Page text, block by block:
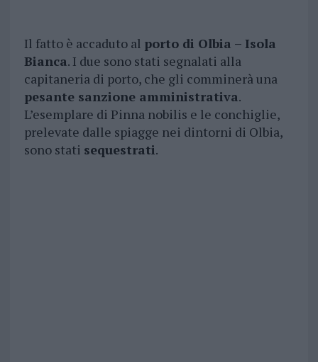
Il fatto è accaduto al porto di Olbia – Isola
Bianca. I due sono stati segnalati alla
capitaneria di porto, che gli comminerà una
pesante sanzione amministrativa.
L’esemplare di Pinna nobilis e le conchiglie,
prelevate dalle spiagge nei dintorni di Olbia,
sono stati sequestrati.